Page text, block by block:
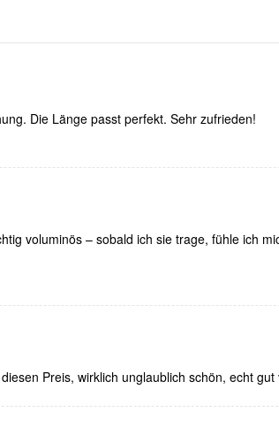
Die Länge passt perfekt. Sehr zufrieden!
voluminös – sobald ich sie trage, fühle ich
Preis, wirklich unglaublich schön, echt